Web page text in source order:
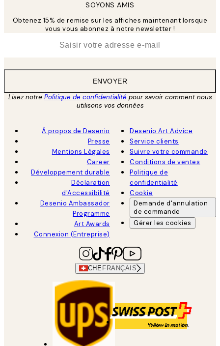
SOYONS AMIS
Obtenez 15% de remise sur les affiches maintenant lorsque
vous vous abonnez à notre newsletter !
ENVOYER
Lisez notre Politique de confidentialitépour savoir comment nous
utilisons vos données
À propos de Desenio
Presse
Mentions Légales
Career
Développement durable
Déclaration
d'Accessibilité
Desenio Ambassador
Programme
Art Awards
Connexion (Entreprise)
Desenio Art Advice
Service clients
Suivre votre commande
Conditions de ventes
Politique de
confidentialité
Cookie
Demande d'annulation
de commande
Gérer les cookies
CHE FRANÇAIS